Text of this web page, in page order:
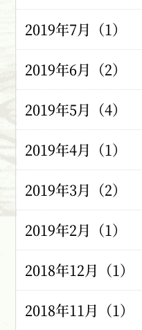
2019年7月（1）
2019年6月（2）
2019年5月（4）
2019年4月（1）
2019年3月（2）
2019年2月（1）
2018年12月（1）
2018年11月（1）